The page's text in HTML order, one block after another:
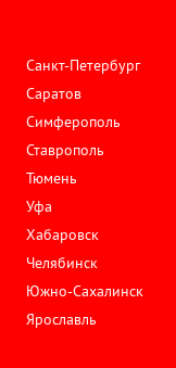
Санкт-Петербург
Саратов
Симферополь
Ставрополь
Тюмень
Уфа
Хабаровск
Челябинск
Южно-Сахалинск
Ярославль